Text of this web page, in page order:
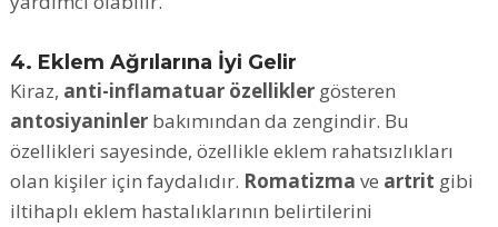
4. Eklem Ağrılarına İyi Gelir
Kiraz, anti-inflamatuar özellikler gösteren
antosiyaninler bakımından da zengindir. Bu
özellikleri sayesinde, özellikle eklem rahatsızlıkları
olan kişiler için faydalıdır. Romatizma ve artrit gibi
iltihaplı eklem hastalıklarının belirtilerini